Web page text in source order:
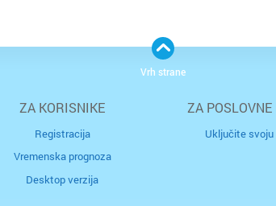
ZA KORISNIKE
Registracija
Vremenska prognoza
Desktop verzija
ZA
Uključite svoju
Vrh strane